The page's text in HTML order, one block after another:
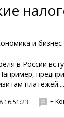
и бизнес
в России
платежей....
16:51:23 +